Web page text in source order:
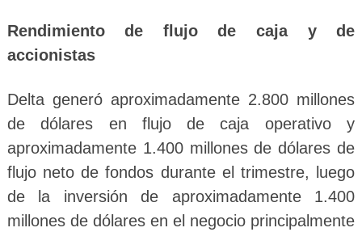
Rendimiento de flujo de caja y de
accionistas
Delta generó aproximadamente 2.800 millones
de dólares en flujo de caja operativo y
aproximadamente 1.400 millones de dólares de
flujo neto de fondos durante el trimestre, luego
de la inversión de aproximadamente 1.400
millones de dólares en el negocio principalmente